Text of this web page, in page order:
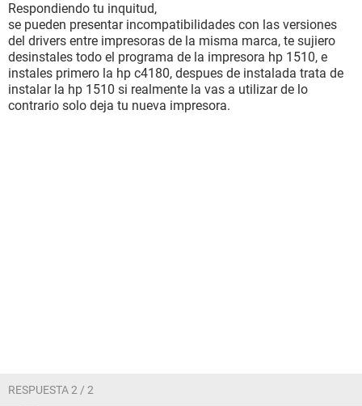
Respondiendo tu inquitud,
se pueden presentar incompatibilidades con las versiones
del drivers entre impresoras de la misma marca, te sujiero
desinstales todo el programa de la impresora hp 1510, e
instales primero la hp c4180, despues de instalada trata de
instalar la hp 1510 si realmente la vas a utilizar de lo
contrario solo deja tu nueva impresora.
RESPUESTA 2 / 2